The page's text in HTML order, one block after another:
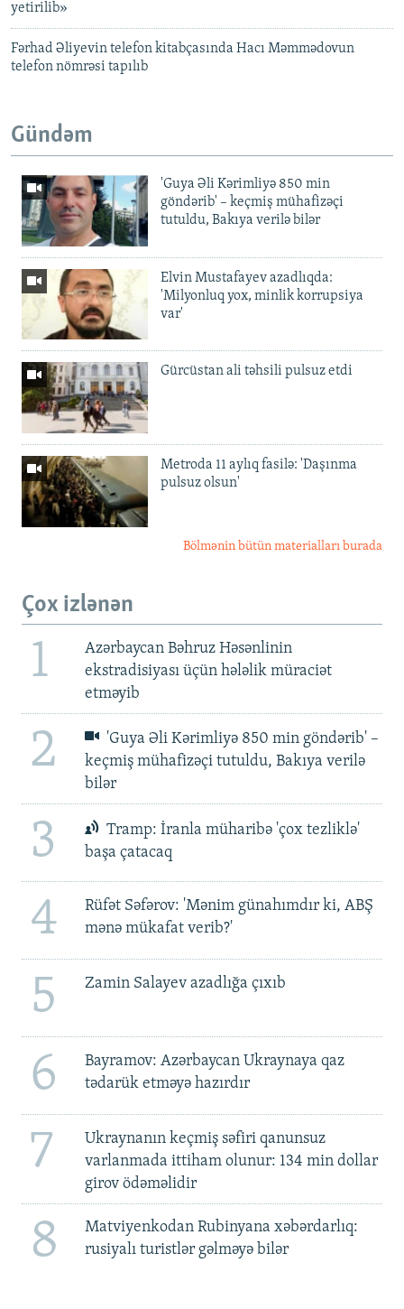
yetirilib»
Fərhad Əliyevin telefon kitabçasında Hacı Məmmədovun
telefon nömrəsi tapılıb
Gündəm
'Guya Əli Kərimliyə 850 min
göndərib' – keçmiş mühafizəçi
tutuldu, Bakıya verilə bilər
Elvin Mustafayev azadlıqda:
'Milyonluq yox, minlik korrupsiya
var'
Gürcüstan ali təhsili pulsuz etdi
Metroda 11 aylıq fasilə: 'Daşınma
pulsuz olsun'
Bölmənin bütün materialları burada
Çox izlənən
1
Azərbaycan Bəhruz Həsənlinin
ekstradisiyası üçün hələlik müraciət
etməyib
2
'Guya Əli Kərimliyə 850 min göndərib' –
keçmiş mühafizəçi tutuldu, Bakıya verilə
bilər
3
Tramp: İranla müharibə 'çox tezliklə'
başa çatacaq
4
Rüfət Səfərov: 'Mənim günahımdır ki, ABŞ
mənə mükafat verib?'
5 Zamin Salayev azadlığa çıxıb
6
Bayramov: Azərbaycan Ukraynaya qaz
tədarük etməyə hazırdır
7
Ukraynanın keçmiş səfiri qanunsuz
varlanmada ittiham olunur: 134 min dollar
girov ödəməlidir
8
Matviyenkodan Rubinyana xəbərdarlıq:
rusiyalı turistlər gəlməyə bilər